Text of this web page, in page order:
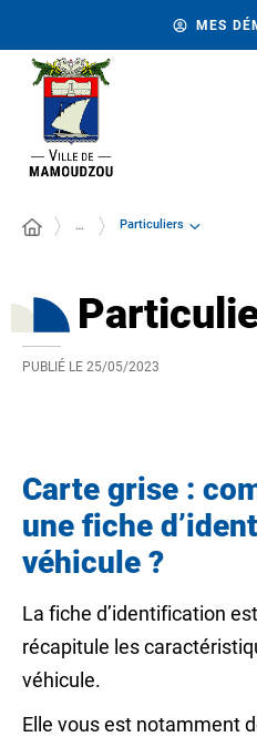
MES
… Particuliers
PUBLIÉ LE 25/05/2023
Carte grise :
une fiche
véhicule ?
La fiche d’identification
récapitule les
véhicule.
Elle vous est notamment